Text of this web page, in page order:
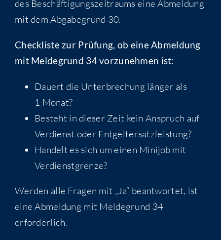
des Beschäf­ti­gungs­zeit­raums eine Abmel­dung
mit dem Abga­be­grund 30.
Check­lis­te zur Prü­fung, ob eine Abmel­dung
mit Mel­de­grund 34 vor­zu­neh­men ist:
Dau­ert die Unter­bre­chung län­ger als
1 Monat?
Besteht in die­ser Zeit kein Anspruch auf
Ver­dienst oder Entgeltersatzleistung?
Han­delt es sich um einen Mini­job mit
Verdienstgrenze?
Wer­den alle Fra­gen mit „Ja“ beant­wor­tet, ist
eine Abmel­dung mit Mel­de­grund 34
erforderlich.